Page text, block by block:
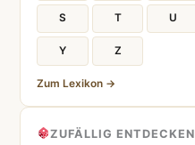
S T U
Y Z
Zum Lexikon →
ZUFÄLLIG ENTDECKEN